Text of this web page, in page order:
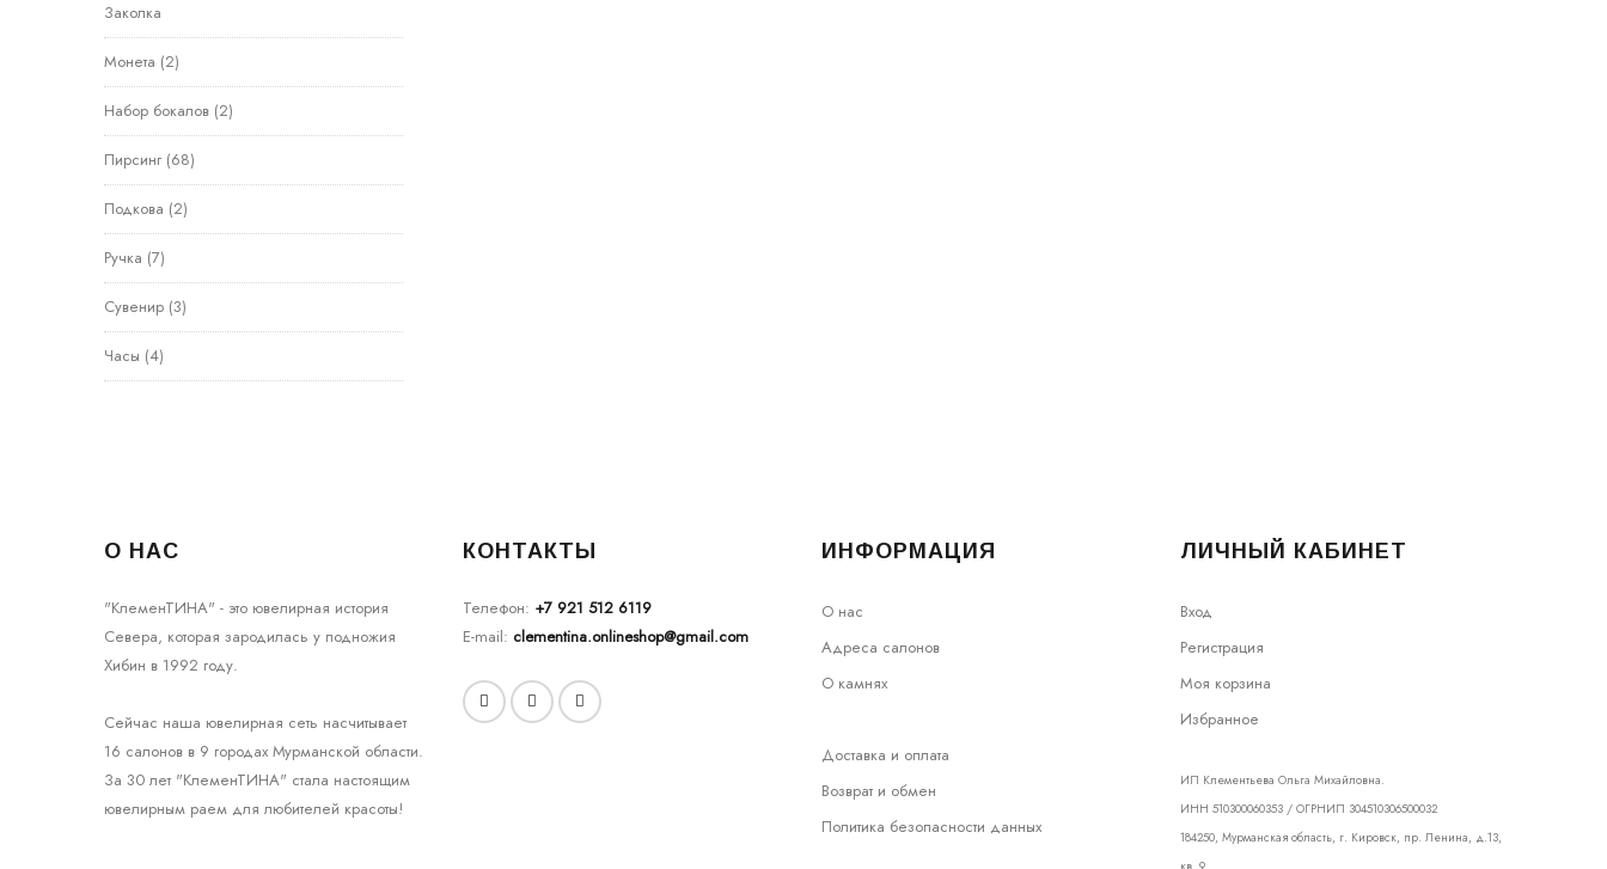
Заколка
Монета (2)
Набор бокалов (2)
Пирсинг (68)
Подкова (2)
Ручка (7)
Сувенир (3)
Часы (4)
О НАС
"КлеменТИНА" - это ювелирная история
Севера, которая зародилась у подножия
Хибин в 1992 году.
Сейчас наша ювелирная сеть насчитывает
16 салонов в 9 городах Мурманской области.
За 30 лет "КлеменТИНА" стала настоящим
ювелирным раем для любителей красоты!
КОНТАКТЫ
Телефон: +7 921 512 6119
E-mail: clementina.onlineshop@gmail.com
ИНФОРМАЦИЯ
О нас
Адреса салонов
О камнях
Доставка и оплата
Возврат и обмен
Политика безопасности данных
ЛИЧНЫЙ КАБИНЕТ
Вход
Регистрация
Моя корзина
Избранное
ИП Клементьева Ольга Михайловна.
ИНН 510300060353 / ОГРНИП 304510306500032
184250, Мурманская область, г. Кировск, пр. Ленина, д.13,